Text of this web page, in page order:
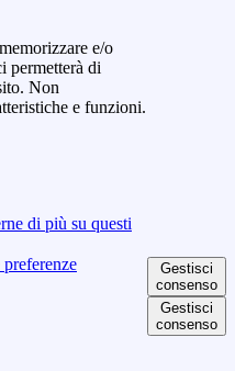
e/o
permetterà di
Non
e funzioni.
di più su questi
Gestisci
consenso
Gestisci
consenso